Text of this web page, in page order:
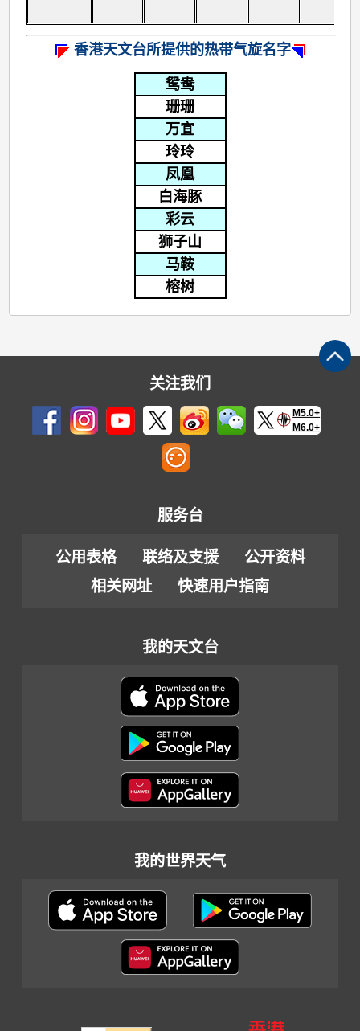
香港天文台所提供的热带气旋名字
鸳鸯
珊珊
万宜
玲玲
凤凰
白海豚
彩云
狮子山
马鞍
榕树
关注我们
M5.0+
M6.0+
服务台
公用表格 联络及支援
公开资料
相关网址
快速用户指南
我的天文台
我的世界天气